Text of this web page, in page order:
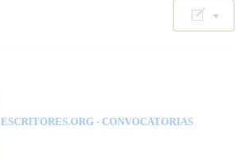
ESCRITORES.ORG - CONVOCATORIAS